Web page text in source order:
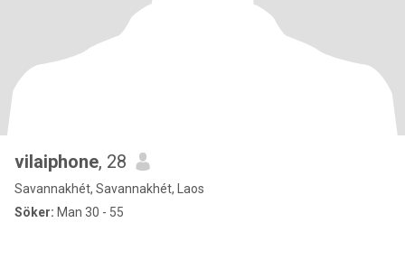
vilaiphone, 28
Savannakhét, Savannakhét, Laos
Söker: Man 30 - 55